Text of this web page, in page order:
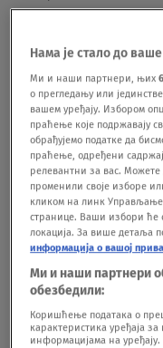
očuvati BiH od
'srpskih svetova' i
Hercegovini"."Ne
pričati o
genocid i etničko
ratu 1990-ih
se tokom rata u
onom u Podrinju",
dosta
etnička čišćenja
kažem srpski
Нама је стало до
Ми и наши партнери, њих
о прегледању или
вашем уређају. Избором
праћење које подржавају
обрађујемо податке да
праћење, одређени
релевантни за вас.
променили своје изборе
кликом на линк
странице. Ваши избори ће
локација. За више детаља
информација о вашој
Ми и наши партнери
обезбедили:
Коришћење података о
карактеристика уређаја
информацијама на